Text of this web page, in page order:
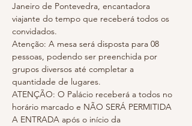
Janeiro de Pontevedra, encantadora
viajante do tempo que receberá todos os
convidados.
Atenção: A mesa será disposta para 08
pessoas, podendo ser preenchida por
grupos diversos até completar a
quantidade de lugares.
ATENÇÃO: O Palácio receberá a todos no
horário marcado e NÃO SERÁ PERMITIDA
A ENTRADA após o início da